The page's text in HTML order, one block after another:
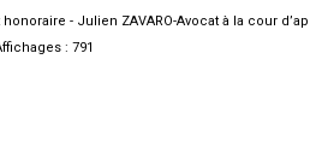
- Julien ZAVARO-Avocat à la cour
: 791